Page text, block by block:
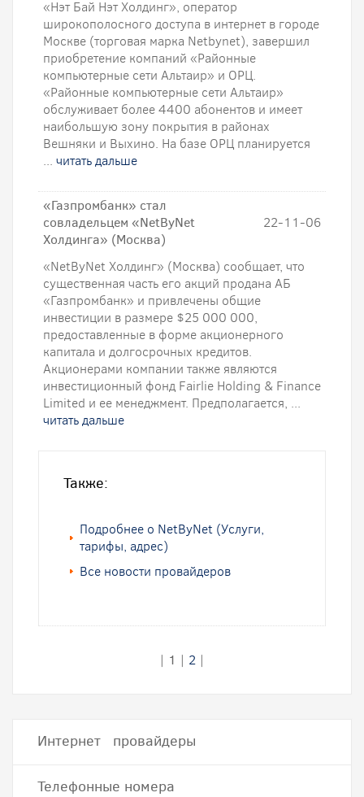
«Нэт Бай Нэт Холдинг», оператор
широкополосного доступа в интернет в городе
Москве (торговая марка Netbynet), завершил
приобретение компаний «Районные
компьютерные сети Альтаир» и ОРЦ.
«Районные компьютерные сети Альтаир»
обслуживает более 4400 абонентов и имеет
наибольшую зону покрытия в районах
Вешняки и Выхино. На базе ОРЦ планируется
... читать дальше
«Газпромбанк» стал
совладельцем «NetByNet
Холдинга» (Москва)
22-11-06
«NetByNet Холдинг» (Москва) сообщает, что
существенная часть его акций продана АБ
«Газпромбанк» и привлечены общие
инвестиции в размере $25 000 000,
предоставленные в форме акционерного
капитала и долгосрочных кредитов.
Акционерами компании также являются
инвестиционный фонд Fairlie Holding & Finance
Limited и ее менеджмент. Предполагается, ...
читать дальше
Также:
Подробнее о NetByNet (Услуги,
тарифы, адрес)
Все новости провайдеров
| 1 | 2 |
Интернет провайдеры
Телефонные номера